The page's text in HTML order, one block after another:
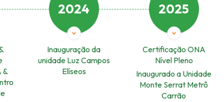
2025
Certificação ONA
Nível Pleno
Inaugurado a Unidade
Monte Serrat Metrô
Carrão
2024
Inauguração da
unidade Luz Campos
Elíseos
&